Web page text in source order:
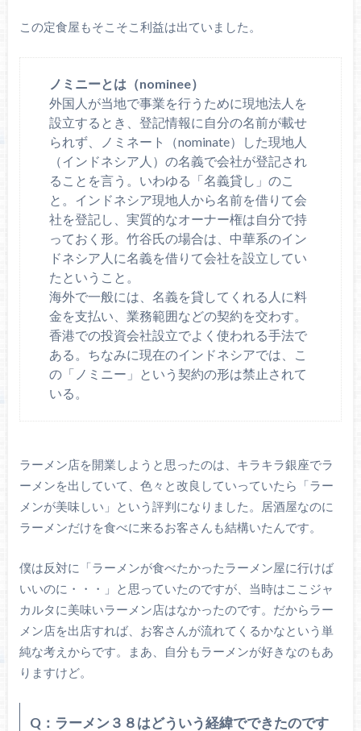
この定食屋もそこそこ利益は出ていました。
ノミニーとは（nominee）
外国人が当地で事業を行うために現地法人を
設立するとき、登記情報に自分の名前が載せ
られず、ノミネート（nominate）した現地人
（インドネシア人）の名義で会社が登記され
ることを言う。いわゆる「名義貸し」のこ
と。インドネシア現地人から名前を借りて会
社を登記し、実質的なオーナー権は自分で持
っておく形。竹谷氏の場合は、中華系のイン
ドネシア人に名義を借りて会社を設立してい
たということ。
海外で一般には、名義を貸してくれる人に料
金を支払い、業務範囲などの契約を交わす。
香港での投資会社設立でよく使われる手法で
ある。ちなみに現在のインドネシアでは、こ
の「ノミニー」という契約の形は禁止されて
いる。
ラーメン店を開業しようと思ったのは、キラキラ銀座でラ
ーメンを出していて、色々と改良していっていたら「ラー
メンが美味しい」という評判になりました。居酒屋なのに
ラーメンだけを食べに来るお客さんも結構いたんです。
僕は反対に「ラーメンが食べたかったラーメン屋に行けば
いいのに・・・」と思っていたのですが、当時はここジャ
カルタに美味いラーメン店はなかったのです。だからラー
メン店を出店すれば、お客さんが流れてくるかなという単
純な考えからです。まあ、自分もラーメンが好きなのもあ
りますけど。
Q：ラーメン３８はどういう経緯でできたのです